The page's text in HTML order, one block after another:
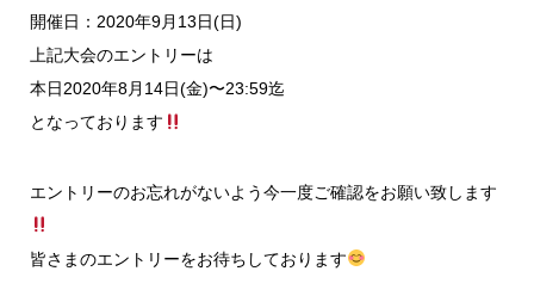
開催日：2020年9月13日(日)
上記大会のエントリーは
本日2020年8月14日(金)〜23:59迄
となっております
エントリーのお忘れがないよう今一度ご確認をお願い致します
皆さまのエントリーをお待ちしております